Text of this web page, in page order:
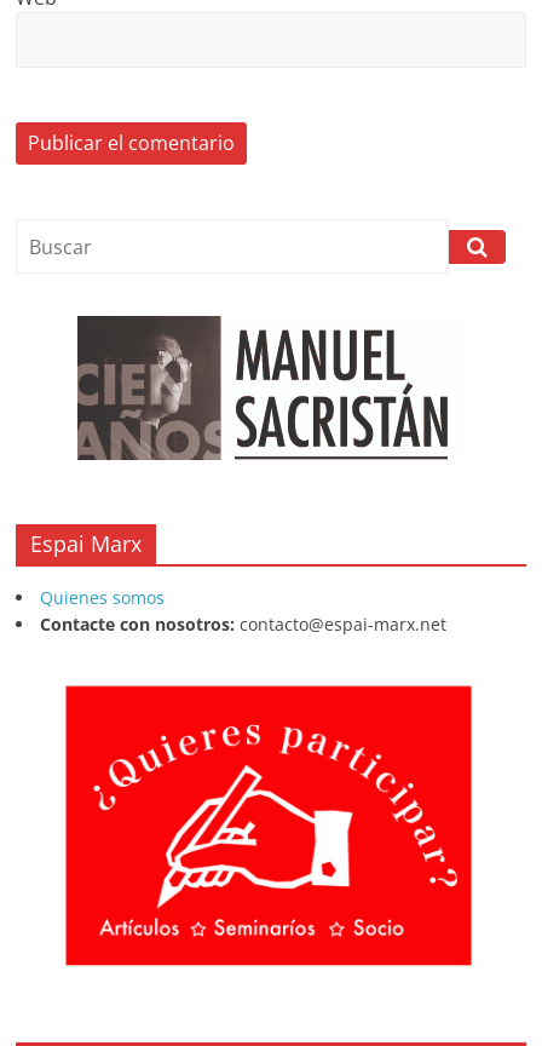
Espai Marx
Quienes somos
Contacte con nosotros: contacto@espai-marx.net